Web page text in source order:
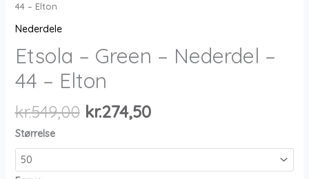
44 – Elton
Nederdele
Etsola – Green – Nederdel –
44 – Elton
kr.549,00 Den
pris
kr.274,50Den
pris
Størrelse